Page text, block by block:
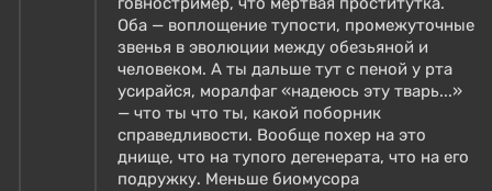
Оба — воплощение тупости, промежуточные
звенья в эволюции между обезьяной и
человеком. А ты дальше тут с пеной у рта
усирайся, моралфаг «надеюсь эту тварь...»
— что ты что ты, какой поборник
справедливости. Вообще похер на это
днище, что на тупого дегенерата, что на его
подружку. Меньше биомусора